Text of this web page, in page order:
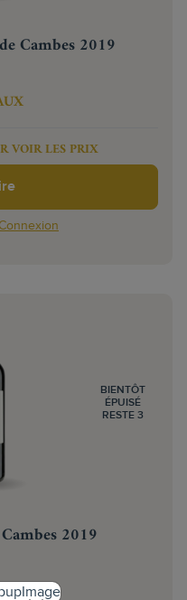
Cambes 2019
VOIR LES PRIX
2019
BIENTÔT
ÉPUISÉ
RESTE 3